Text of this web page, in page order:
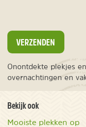
VERZENDEN
Onontdekte plekjes
overnachtingen en
Bekijk ook
Mooiste plekken op